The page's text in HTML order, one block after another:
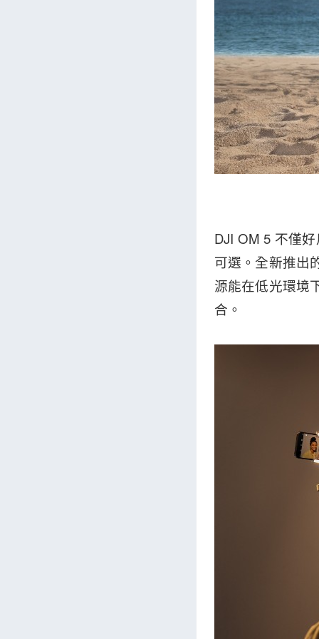
DJI OM 5 不僅
可選。全新推出
源能在低光環境
合。